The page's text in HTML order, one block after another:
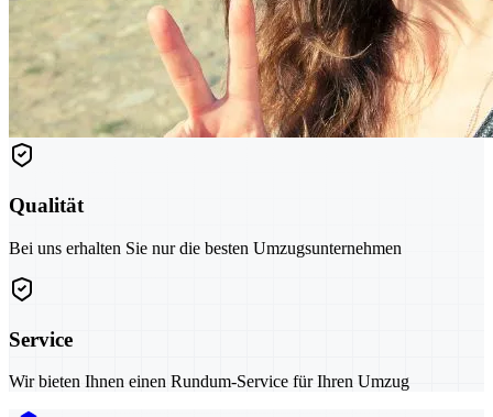
Qualität
Bei uns erhalten Sie nur die besten Umzugsunternehmen
Service
Wir bieten Ihnen einen Rundum-Service für Ihren Umzug